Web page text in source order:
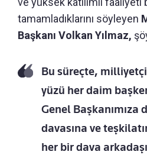
tamamladıklarını söyleyen
Başkanı Volkan Yılmaz,
Bu süreçte,
yüzü her daim
Genel Başkanımıza
davasına ve
her bir dava